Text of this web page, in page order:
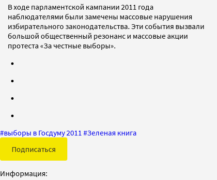
В ходе парламентской кампании 2011 года
наблюдателями были замечены массовые нарушения
избирательного законодательства. Эти события вызвали
большой общественный резонанс и массовые акции
протеста «За честные выборы».
#выборы в Госдуму 2011 #Зеленая книга
Подписаться
Информация: